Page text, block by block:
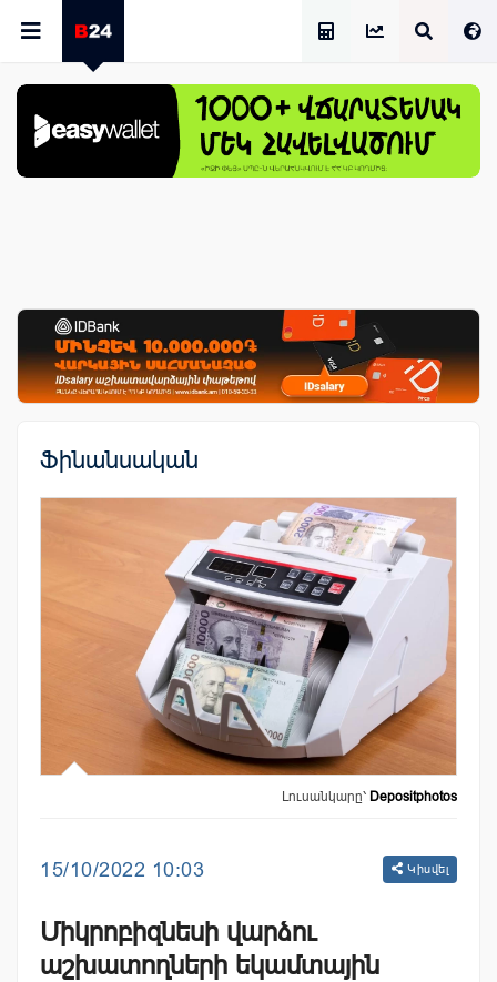
Ֆինանսական
Լուսանկարը՝ Depositphotos
15/10/2022 10:03 Կիսվել
Միկրոբիզնեսի վարձու
աշխատողների եկամտային